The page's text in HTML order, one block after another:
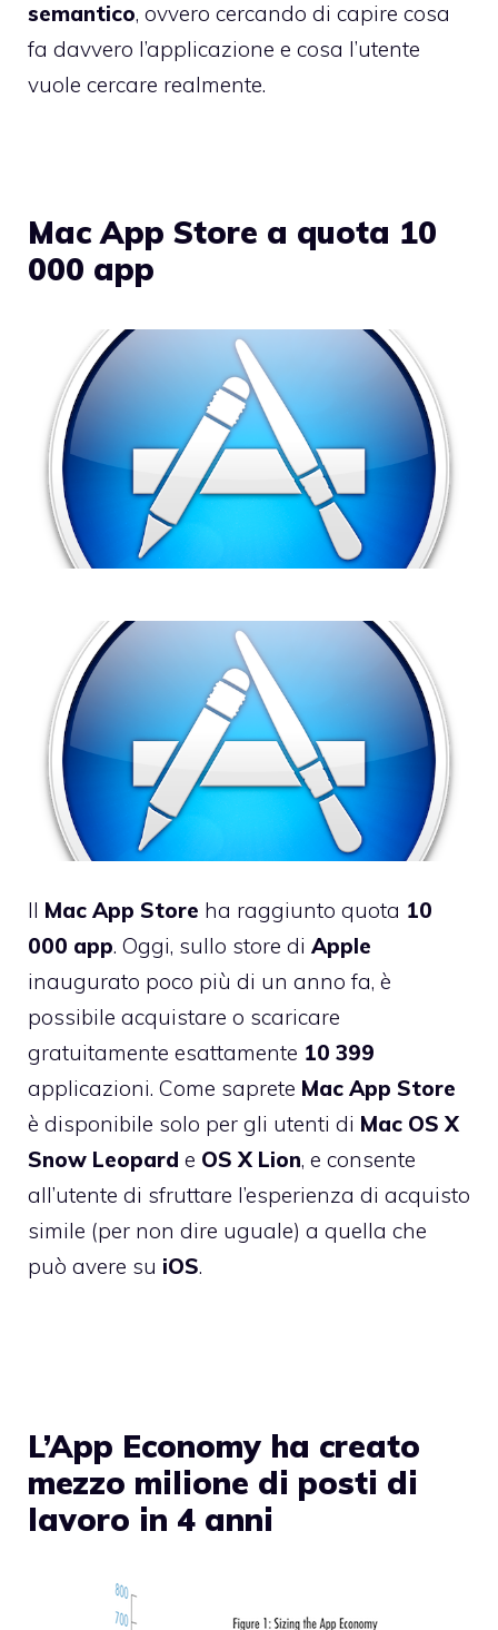
semantico, ovvero cercando di capire cosa
fa davvero l’applicazione e cosa l’utente
vuole cercare realmente.
Mac App Store a quota 10
000 app
Il Mac App Store ha raggiunto quota 10
000 app. Oggi, sullo store di Apple
inaugurato poco più di un anno fa, è
possibile acquistare o scaricare
gratuitamente esattamente 10 399
applicazioni. Come saprete Mac App Store
è disponibile solo per gli utenti di Mac OS X
Snow Leopard e OS X Lion, e consente
all’utente di sfruttare l’esperienza di acquisto
simile (per non dire uguale) a quella che
può avere su iOS.
L’App Economy ha creato
mezzo milione di posti di
lavoro in 4 anni